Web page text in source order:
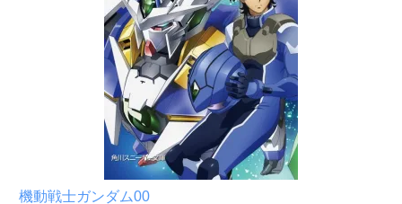
機動戦士ガンダム00